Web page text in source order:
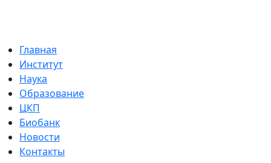
Главная
Институт
Наука
Образование
ЦКП
Биобанк
Новости
Контакты